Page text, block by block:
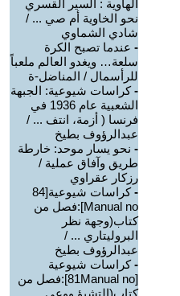
الهاوية : السير القسري
نحو الخاوية أم صي ... /
شادي الشماوي
- عندما تصبح الكرة
سلعة… ويغدو العالم ملعباً
للرأسمال / المناضل-ة
-كراسات شيوعية: الجبهة
الشعبية عام 1936 في
فرنسا ( أزمة، انتف ... /
عبدالرؤوف بطيخ
- نحو يسار موحد: خارطة
طريق وآفاق عملية /
رزكار عقراوي
-
كراسات شيوعية[84
Manual no]:فصل من
كتاب(وجهة نظر
البروليتاري ... /
عبدالرؤوف بطيخ
-كراسات شيوعية
[81Manual no]:فصل من
كتاب(التشيؤ ووعي